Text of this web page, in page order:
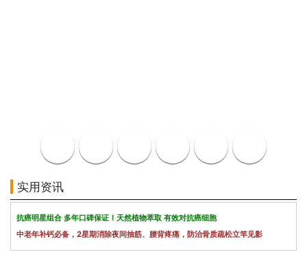
实用资讯
抗癌明星组合 多年口碑保证！天然植物萃取 有效对抗癌细胞
中老年补钙必备，2星期消除夜间抽筋、腰背疼痛，防治骨质疏松立竿见影